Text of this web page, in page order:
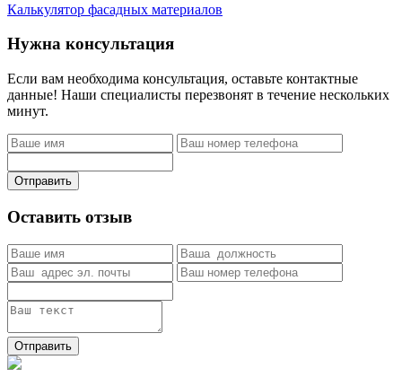
Калькулятор фасадных материалов
Нужна консультация
Если вам необходима консультация, оставьте контактные
данные! Наши специалисты перезвонят в течение нескольких
минут.
Отправить
Оставить отзыв
Отправить